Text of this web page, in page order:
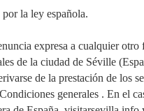
la ley española.
expresa a cualquier otro
de la ciudad de Séville
de la prestación de los
generales . En el